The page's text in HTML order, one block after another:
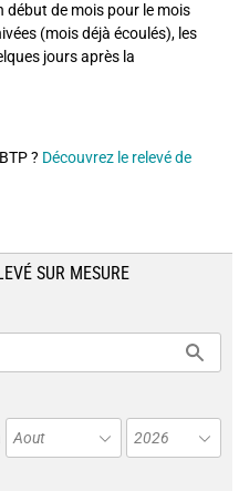
début de mois pour le mois
(mois déjà écoulés), les
jours après la
? Découvrez le relevé de
SUR MESURE
Aout 2026